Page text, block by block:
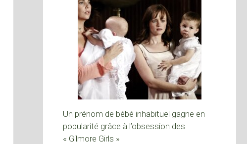
Un prénom de bébé inhabituel gagne en
popularité grâce à l’obsession des
« Gilmore Girls »